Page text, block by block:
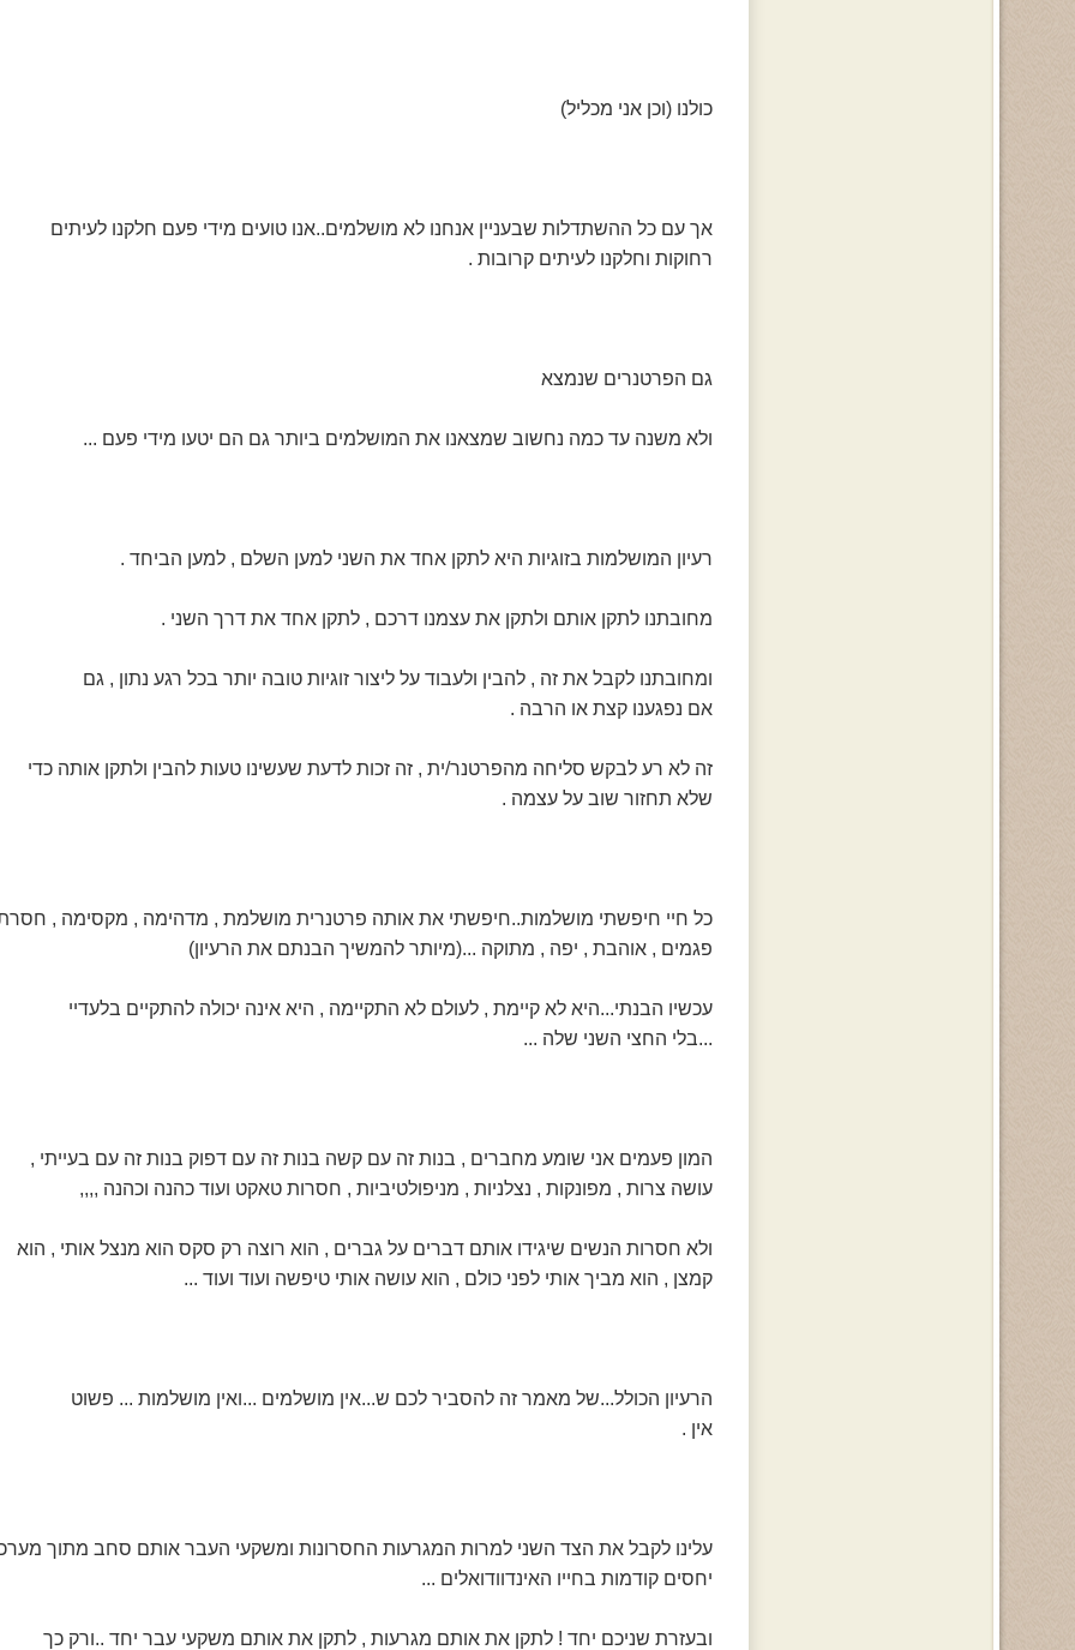
כולנו (וכן אני מכליל)
אך עם כל ההשתדלות שבעניין אנחנו לא מושלמים..אנו טועים מידי פעם חלקנו לעיתים
רחוקות וחלקנו לעיתים קרובות .
גם הפרטנרים שנמצא
ולא משנה עד כמה נחשוב שמצאנו את המושלמים ביותר גם הם יטעו מידי פעם ...
רעיון המושלמות בזוגיות היא לתקן אחד את השני למען השלם , למען הביחד .
מחובתנו לתקן אותם ולתקן את עצמנו דרכם , לתקן אחד את דרך השני .
ומחובתנו לקבל את זה , להבין ולעבוד על ליצור זוגיות טובה יותר בכל רגע נתון , גם
אם נפגענו קצת או הרבה .
זה לא רע לבקש סליחה מהפרטנר/ית , זה זכות לדעת שעשינו טעות להבין ולתקן אותה כדי
שלא תחזור שוב על עצמה .
כל חיי חיפשתי מושלמות..חיפשתי את אותה פרטנרית מושלמת , מדהימה , מקסימה ,
פגמים , אוהבת , יפה , מתוקה ...(מיותר להמשיך הבנתם את הרעיון)
עכשיו הבנתי...היא לא קיימת , לעולם לא התקיימה , היא אינה יכולה להתקיים בלעדיי
...בלי החצי השני שלה ...
המון פעמים אני שומע מחברים , בנות זה עם קשה בנות זה עם דפוק בנות זה עם בעייתי ,
עושה צרות , מפונקות , נצלניות , מניפולטיביות , חסרות טאקט ועוד כהנה וכהנה ,,,,
ולא חסרות הנשים שיגידו אותם דברים על גברים , הוא רוצה רק סקס הוא מנצל אותי , הוא
קמצן , הוא מביך אותי לפני כולם , הוא עושה אותי טיפשה ועוד ועוד ...
הרעיון הכולל...של מאמר זה להסביר לכם ש...אין מושלמים ...ואין מושלמות ... פשוט
אין .
עלינו לקבל את הצד השני למרות המגרעות החסרונות ומשקעי העבר אותם סחב מתוך
יחסים קודמות בחייו האינדוודואלים ...
ובעזרת שניכם יחד ! לתקן את אותם מגרעות , לתקן את אותם משקעי עבר יחד ..ורק כך